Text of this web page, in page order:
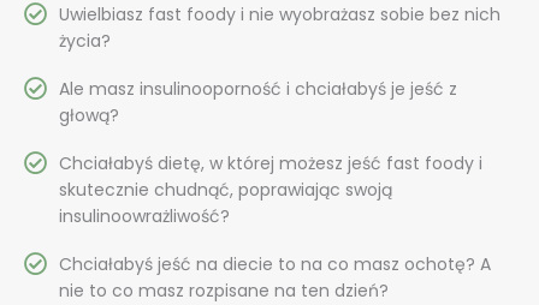
Uwielbiasz fast foody i nie wyobrażasz sobie bez nich
życia?
Ale masz insulinooporność i chciałabyś je jeść z
głową?
Chciałabyś dietę, w której możesz jeść fast foody i
skutecznie chudnąć, poprawiając swoją
insulinoowrażliwość?
Chciałabyś jeść na diecie to na co masz ochotę? A
nie to co masz rozpisane na ten dzień?